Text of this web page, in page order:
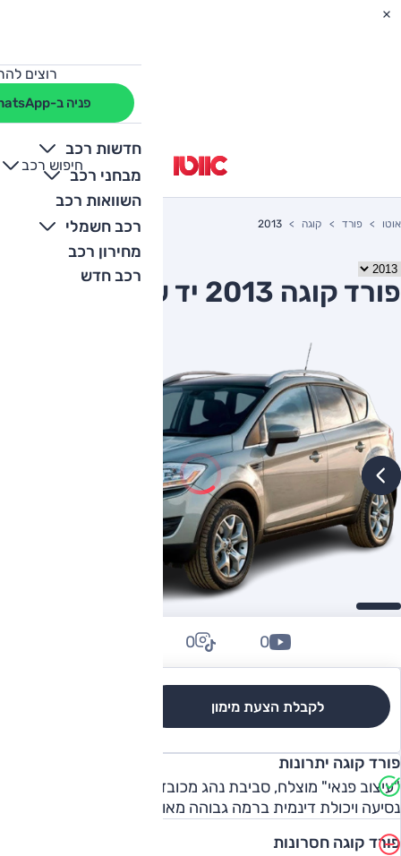
רוצים
פניה ב-WhatsApp
חדשות רכב
מבחני רכב
השוואות רכב
רכב חשמלי
מחירון רכב
רכב חדש
חיפוש רכב
+
-
אוטו פורד קוגה 2013
פורד קוגה 2013 יד שניה
לקבלת הצעת מימון
0
0
פורד קוגה יתרונות
"עיצוב פנאי" מוצלח, סביבת נהג מכובדת, ביצועים טובים, נוחות
נסיעה ויכולת דינמית ברמה גבוהה מאוד.
פורד קוגה חסרונות